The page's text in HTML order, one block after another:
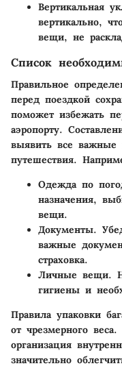
Вертикальная
вертикально,
вещи, не
Список
Правильное
перед поездкой
поможет избежать
аэропорту.
выявить все важные
путешествия.
Одежда по
назначения,
вещи.
Документы.
важные
страховка.
Личные вещи.
гигиены и
Правила упаковки
от чрезмерного
организация
значительно